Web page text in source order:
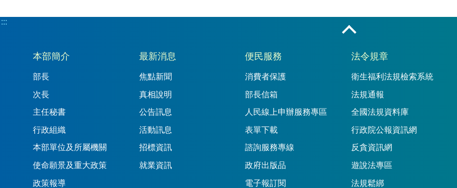
:::
:::
本部簡介
部長
次長
主任秘書
行政組織
本部單位及所屬機關
使命願景及重大政策
政策報導
最新消息
焦點新聞
真相說明
公告訊息
活動訊息
招標資訊
就業資訊
便民服務
消費者保護
部長信箱
人民線上申辦服務專區
表單下載
諮詢服務專線
政府出版品
電子報訂閱
法令規章
衛生福利法規檢索系統
法規通報
全國法規資料庫
行政院公報資訊網
反貪資訊網
遊說法專區
法規鬆綁